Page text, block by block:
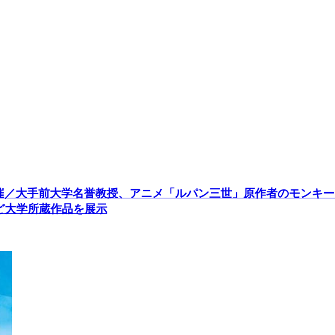
／大手前大学名誉教授、アニメ「ルパン三世」原作者のモンキ
大学所蔵作品を展示